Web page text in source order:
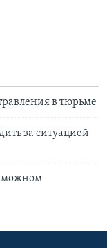
в тюрьме
за ситуацией